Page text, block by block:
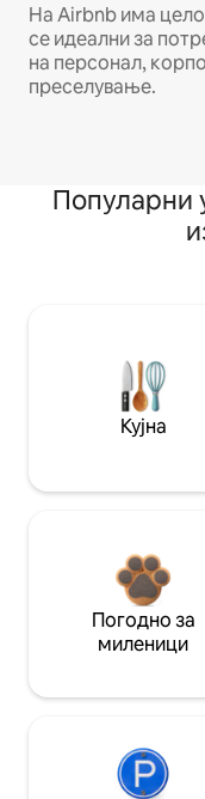
На Airbnb има
се идеални за
на персонал,
преселување.
Популарни
Кујна
Погодно за
миленици